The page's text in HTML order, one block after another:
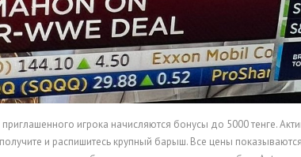
игрока начисляются бонусы до 5000 тенге.
и распишитесь крупный барыш. Все цены